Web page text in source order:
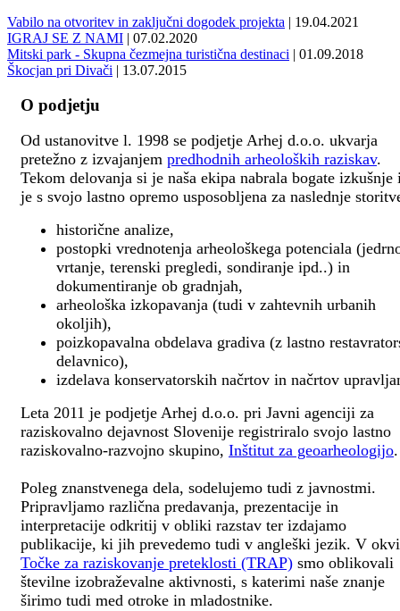
Vabilo na otvoritev in zaključni dogodek projekta | 19.04.2021
IGRAJ SE Z NAMI | 07.02.2020
Mitski park - Skupna čezmejna turistična destinaci | 01.09.2018
Škocjan pri Divači | 13.07.2015
O podjetju
Od ustanovitve l. 1998 se podjetje Arhej d.o.o. ukvarja
pretežno z izvajanjem predhodnih arheoloških raziskav.
Tekom delovanja si je naša ekipa nabrala bogate izkušnje
je s svojo lastno opremo usposobljena za naslednje
historične analize,
postopki vrednotenja arheološkega potenciala
vrtanje, terenski pregledi, sondiranje ipd..) in
dokumentiranje ob gradnjah,
arheološka izkopavanja (tudi v zahtevnih urbanih
okoljih),
poizkopavalna obdelava gradiva (z lastno
delavnico),
izdelava konservatorskih načrtov in načrtov
Leta 2011 je podjetje Arhej d.o.o. pri Javni agenciji za
raziskovalno dejavnost Slovenije registriralo svojo lastno
raziskovalno-razvojno skupino, Inštitut za geoarheologijo.
Poleg znanstvenega dela, sodelujemo tudi z javnostmi.
Pripravljamo različna predavanja, prezentacije in
interpretacije odkritij v obliki razstav ter izdajamo
publikacije, ki jih prevedemo tudi v angleški jezik. V
Točke za raziskovanje preteklosti (TRAP) smo oblikovali
številne izobraževalne aktivnosti, s katerimi naše znanje
širimo tudi med otroke in mladostnike.